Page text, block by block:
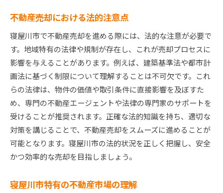
不動産売却における法的注意点
寝屋川市で不動産売却を進める際には、法的な注意が必要で
す。地域特有の法律や規制が存在し、これが売却プロセスに
影響を与えることがあります。例えば、建築基準法や都市計
画法に基づく制限について理解することは不可欠です。これ
らの法律は、物件の価値や取引条件に直接影響を及ぼすた
め、専門の不動産エージェントや法律の専門家のサポートを
受けることが推奨されます。正確な法的知識を持ち、適切な
対策を講じることで、不動産売却をスムーズに進めることが
可能となります。寝屋川市の法的状況を正しく把握し、安全
かつ効率的な売却を目指しましょう。
寝屋川市特有の不動産市場の理解